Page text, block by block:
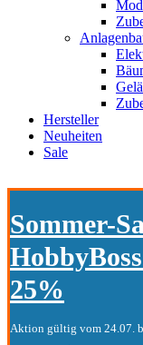
Hersteller
Neuheiten
Sale
Sommer-
25%
Aktion gültig vom 24.07.